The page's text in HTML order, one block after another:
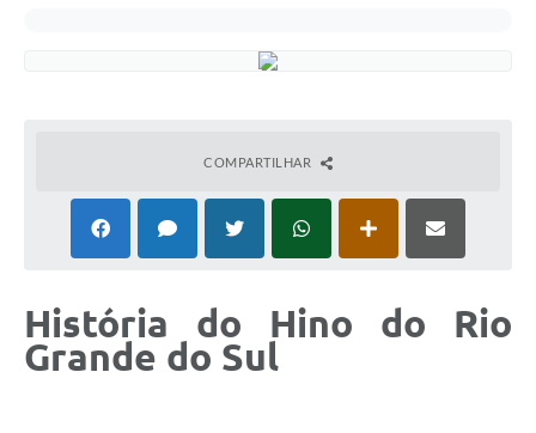
Serviços ao Cidadão
Galeria de Fotos
Arquivos para Download
COMPARTILHAR
História do Hino do Rio
Grande do Sul